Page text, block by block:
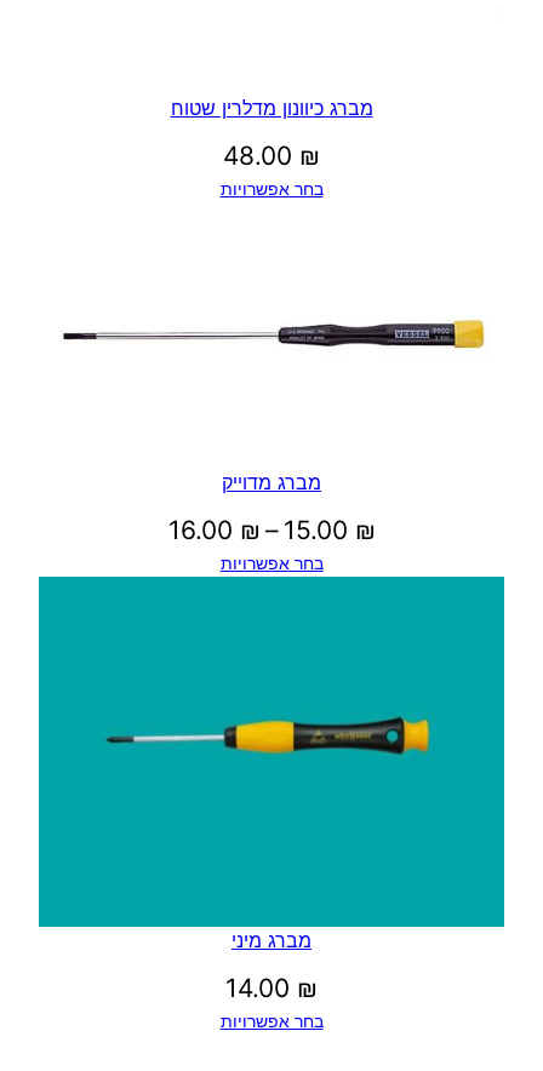
מברג כיוונון מדלרין שטוח
48.00 ₪
בחר אפשרויות
מברג מדוייק
15.00 ₪
–
16.00 ₪
מחירים:
בחר אפשרויות
מברג מיני
14.00 ₪
בחר אפשרויות